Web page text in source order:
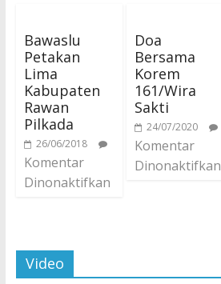
Bawaslu
Petakan
Lima
Kabupaten
Rawan
Pilkada
26/06/2018
Komentar
Dinonaktifkan
Doa
Bersama
Korem
161/Wira
Sakti
24/07/2020
Komentar
Dinonaktifkan
Video